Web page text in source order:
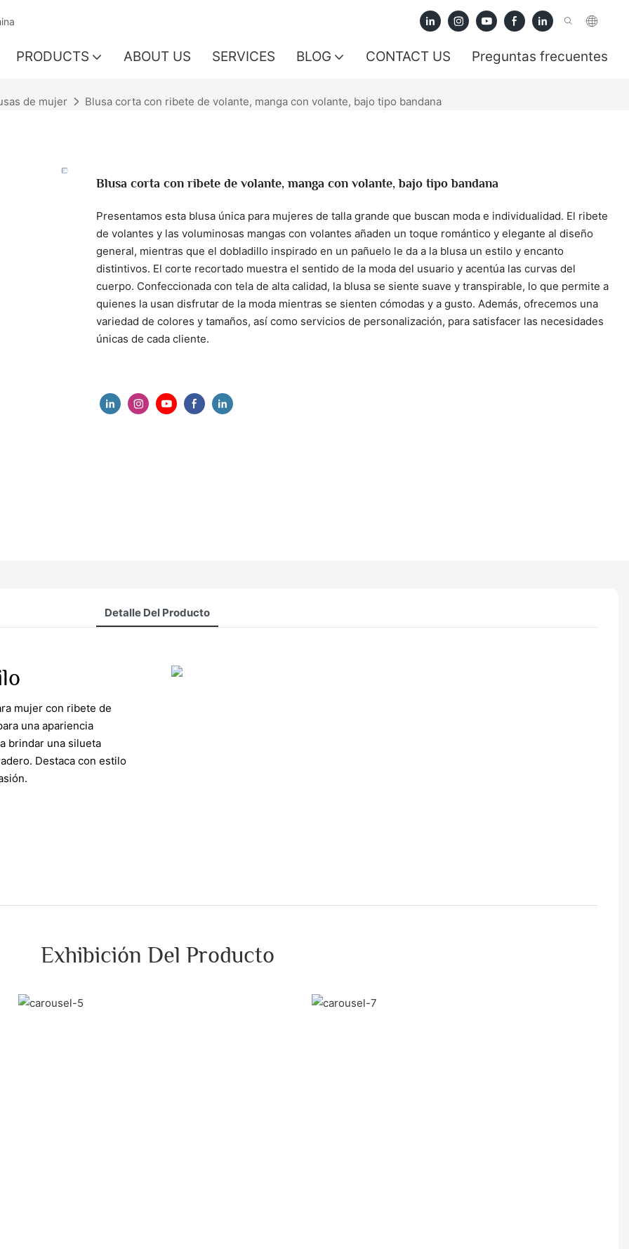
PRODUCTS ABOUT US SERVICES BLOG CONTACT US Preguntas frecuentes
de mujer Blusa corta con ribete de volante, manga con volante, bajo tipo bandana
Blusa corta con ribete de volante, manga con volante, bajo tipo bandana
Presentamos esta blusa única para mujeres de talla grande que buscan moda e individualidad. El ribete
de volantes y las voluminosas mangas con volantes añaden un toque romántico y elegante al diseño
general, mientras que el dobladillo inspirado en un pañuelo le da a la blusa un estilo y encanto
distintivos. El corte recortado muestra el sentido de la moda del usuario y acentúa las curvas del
cuerpo. Confeccionada con tela de alta calidad, la blusa se siente suave y transpirable, lo que permite a
quienes la usan disfrutar de la moda mientras se sienten cómodas y a gusto. Además, ofrecemos una
variedad de colores y tamaños, así como servicios de personalización, para satisfacer las necesidades
únicas de cada cliente.
Detalle Del Producto
mujer con ribete de
una apariencia
brindar una silueta
Destaca con estilo
Exhibición Del Producto